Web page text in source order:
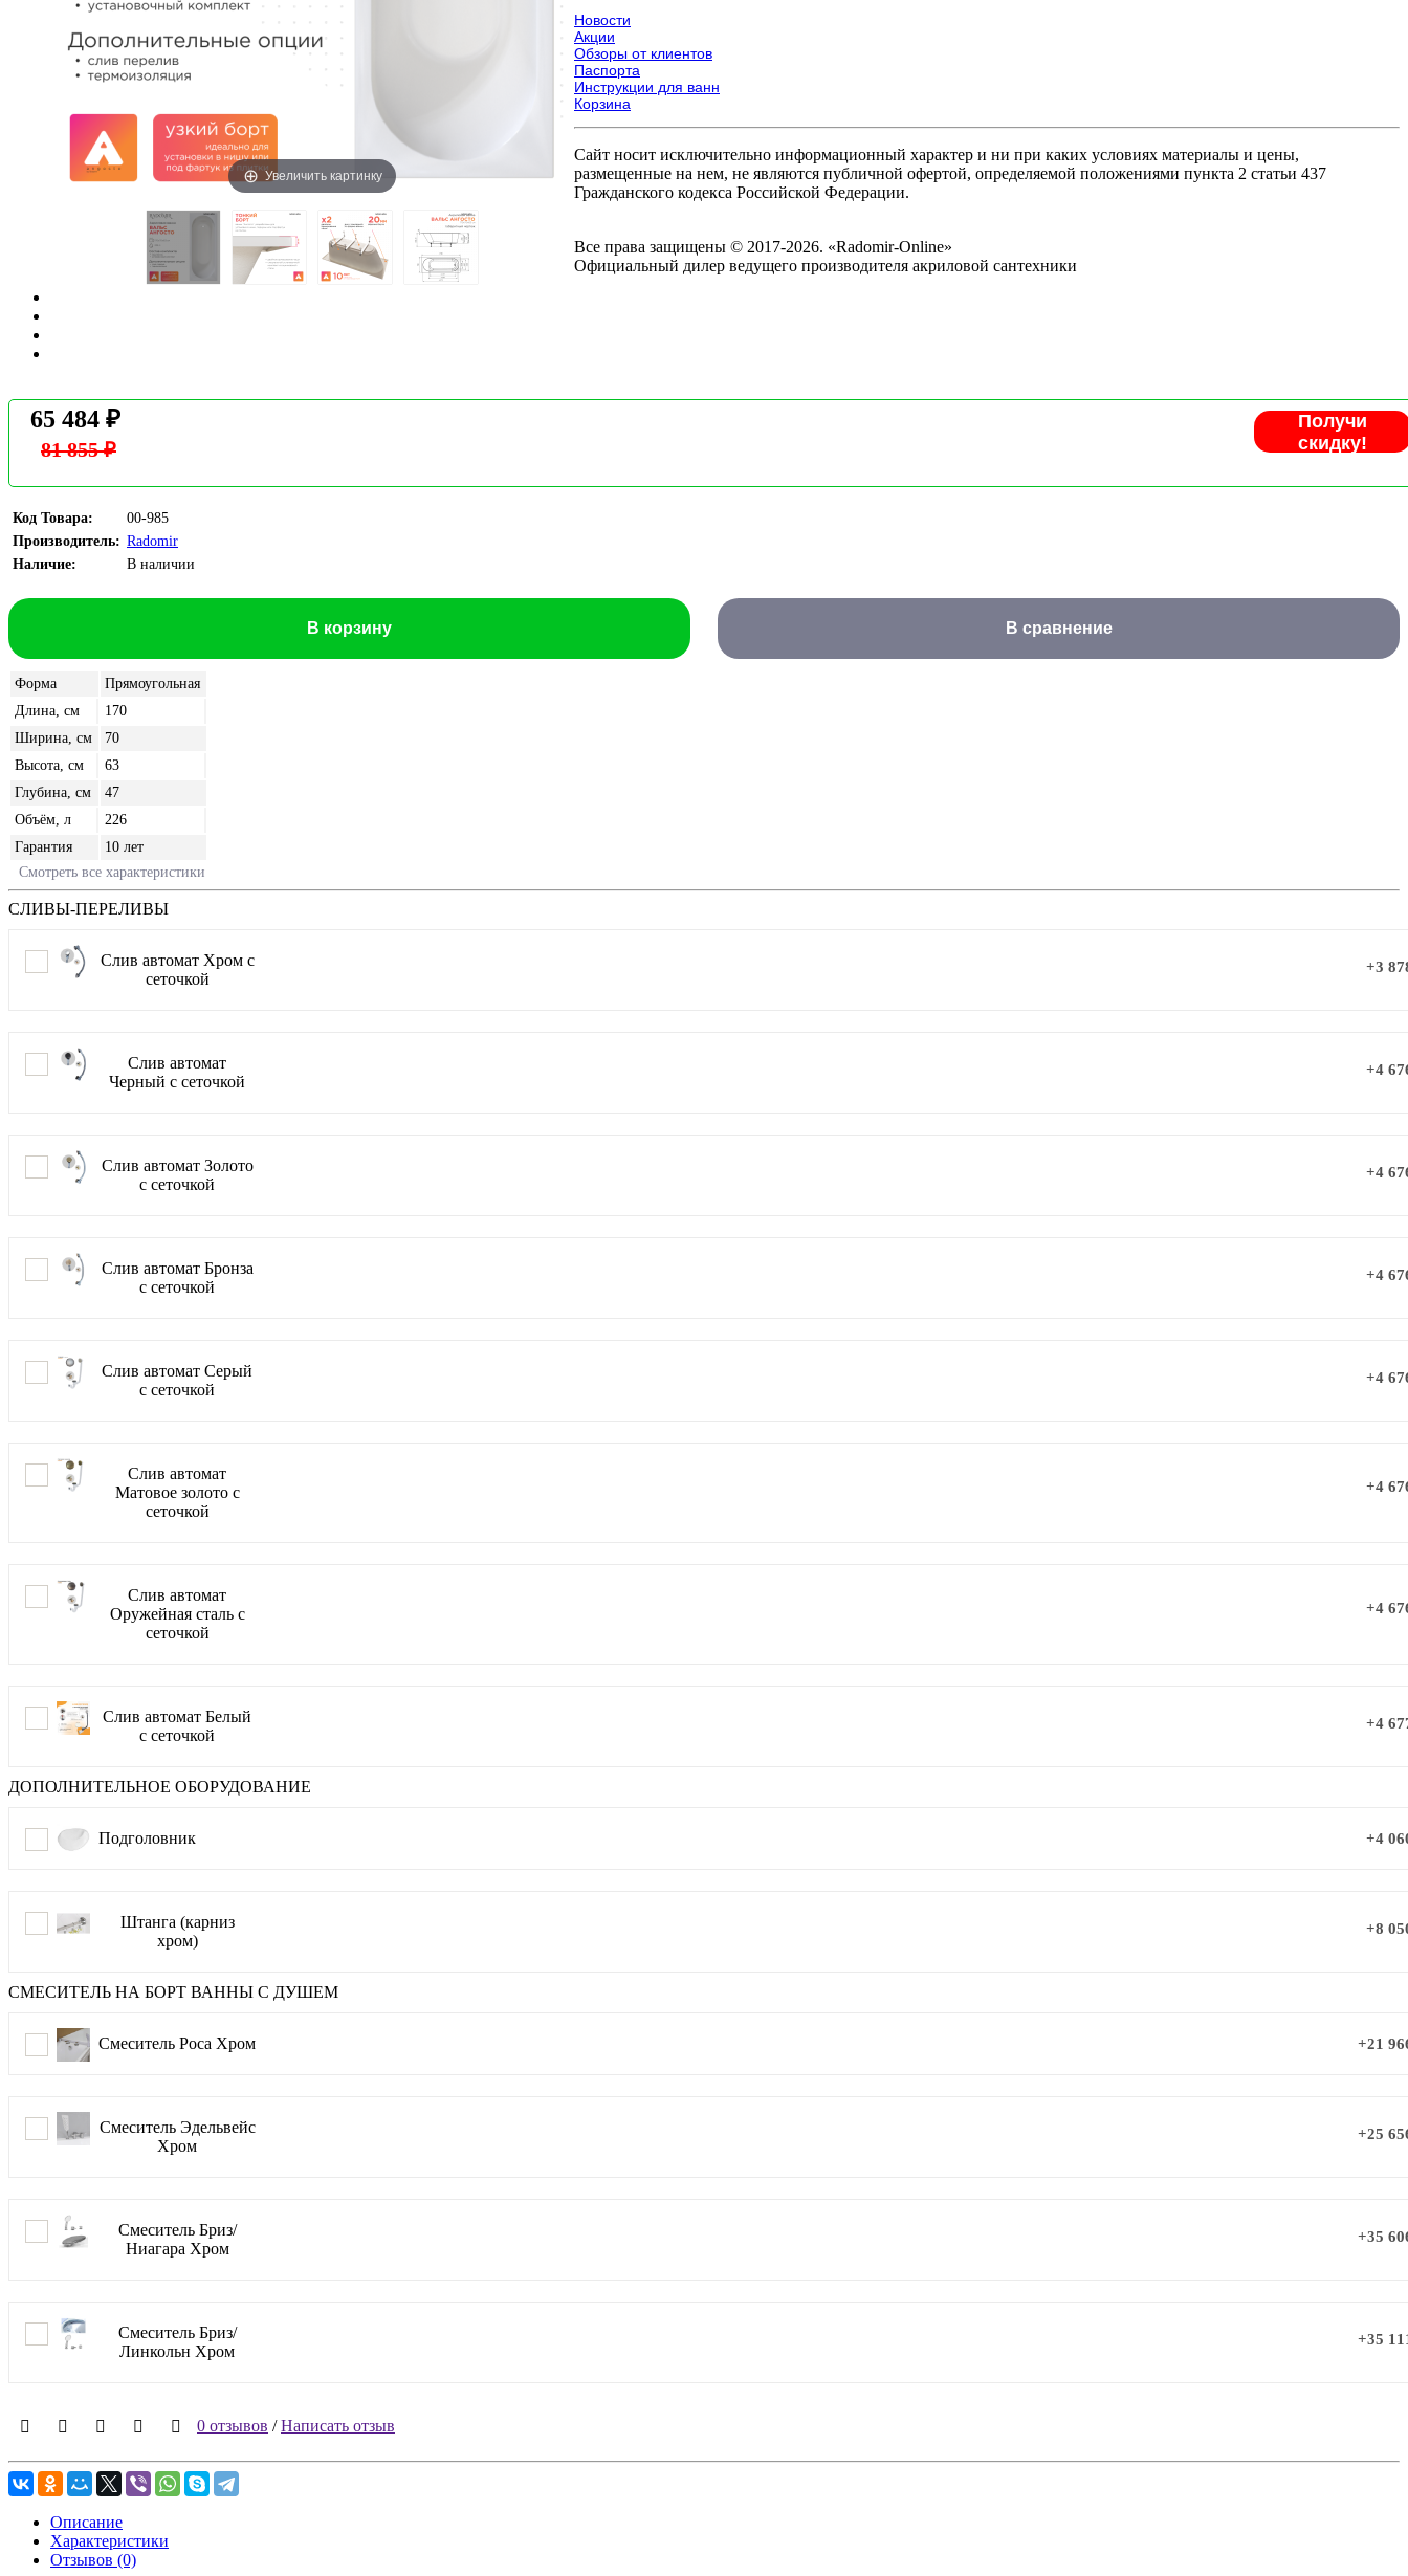
Увеличить картинку
81 855 ₽
65 484 ₽
Получи
скидку!
Код Товара:
00-985
Производитель: Radomir
Наличие:
В наличии
В сравнение
В корзину
Форма
Прямоугольная
Длина, см
170
Ширина, см
70
Высота, см
63
Глубина, см
47
Объём, л
226
Гарантия
10 лет
Смотреть все характеристики
СЛИВЫ-ПЕРЕЛИВЫ
Слив автомат Хром с
сеточкой
+3
Слив автомат
Черный с сеточкой
+4
Слив автомат Золото
с сеточкой
+4
Слив автомат Бронза
с сеточкой
+4
Слив автомат Серый
с сеточкой
+4
Слив автомат
Матовое золото с
сеточкой
+4
Слив автомат
Оружейная сталь с
сеточкой
+4
Слив автомат Белый
с сеточкой
+4
ДОПОЛНИТЕЛЬНОЕ ОБОРУДОВАНИЕ
Подголовник +4
Штанга (карниз
хром)
+8
СМЕСИТЕЛЬ НА БОРТ ВАННЫ С ДУШЕМ
Смеситель Роса Хром +21
Смеситель Эдельвейс
Хром
+25
Смеситель Бриз/
Ниагара Хром
+35
Смеситель Бриз/
Линкольн Хром
+35
0 отзывов /Написать отзыв
Описание
Характеристики
Отзывов (0)
Новости
Акции
Обзоры от клиентов
Паспорта
Инструкции для ванн
Корзина
Сайт носит исключительно информационный характер и ни при каких условиях материалы и цены,
размещенные на нем, не являются публичной офертой, определяемой положениями пункта 2 статьи 437
Гражданского кодекса Российской Федерации.
Все права защищены © 2017-2026. «Radomir-Online»
Официальный дилер ведущего производителя акриловой сантехники